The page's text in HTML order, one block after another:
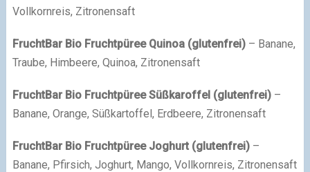
Vollkornreis, Zitronensaft
FruchtBar Bio Fruchtpüree Quinoa (glutenfrei) – Banane,
Traube, Himbeere, Quinoa, Zitronensaft
FruchtBar Bio Fruchtpüree Süßkaroffel (glutenfrei) –
Banane, Orange, Süßkartoffel, Erdbeere, Zitronensaft
FruchtBar Bio Fruchtpüree Joghurt (glutenfrei) –
Banane, Pfirsich, Joghurt, Mango, Vollkornreis, Zitronensaft